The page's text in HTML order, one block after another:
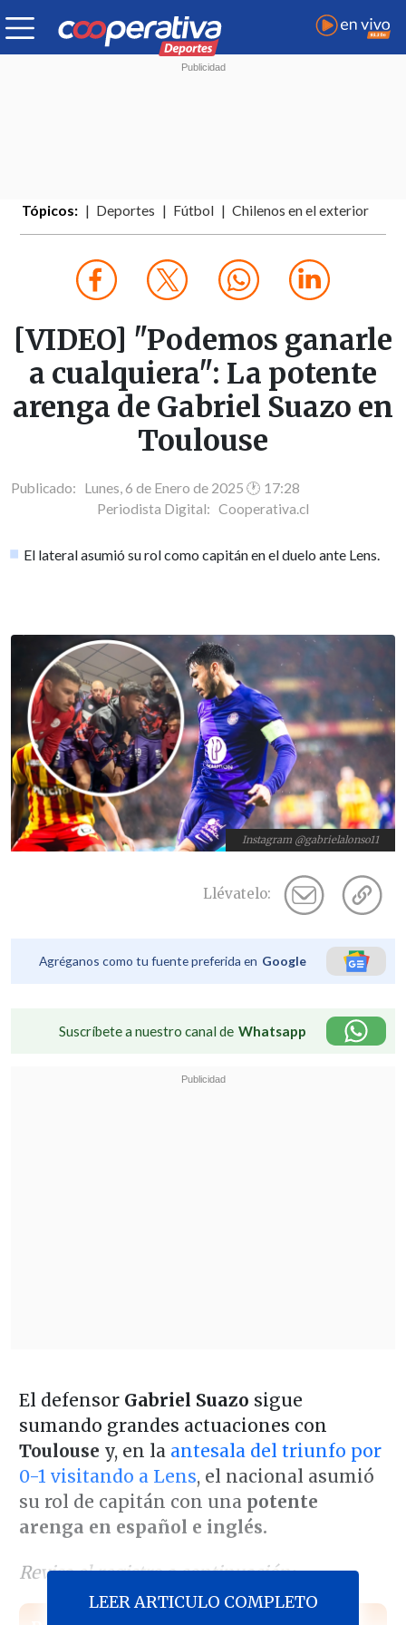
Tópicos: Deportes Fútbol Chilenos en el exterior
[VIDEO] "Podemos ganarle
a cualquiera": La potente
arenga de Gabriel Suazo en
Toulouse
Publicado: Lunes, 6 de Enero de 2025 🕐 17:28
Periodista Digital: Cooperativa.cl
El lateral asumió su rol como capitán en el duelo ante Lens.
Instagram @gabrielalonso11
Llévatelo:
Agréganos como tu fuente preferida en Google
Suscríbete a nuestro canal de Whatsapp
El defensor Gabriel Suazo sigue
sumando grandes actuaciones con
Toulouse y, en la antesala del triunfo por
0-1 visitando a Lens, el nacional asumió
su rol de capitán con una potente
arenga en español e inglés.
Revisa el registro a continuación:
LEER ARTICULO COMPLETO